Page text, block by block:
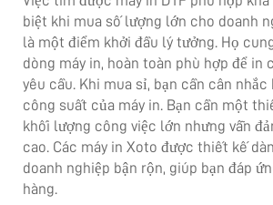
biệt khi mua số lượng lớn cho doanh
là một điểm khởi đầu lý tưởng. Họ
dòng máy in, hoàn toàn phù hợp để in
yêu cầu. Khi mua sỉ, bạn cần cân
công suất của máy in. Bạn cần một
khối lượng công việc lớn nhưng vẫn
cao. Các máy in Xoto được thiết kế
doanh nghiệp bận rộn, giúp bạn đáp
hàng.